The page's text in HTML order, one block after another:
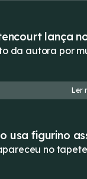
lança
da autora por
Ler
usa figurino
no